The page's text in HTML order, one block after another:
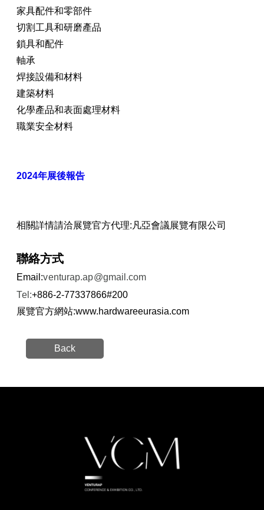
家具配件和零部件
切割工具和研磨產品
鎖具和配件
軸承
焊接設備和材料
建築材料
化學產品和表面處理材料
職業安全材料
2024年展後報告
相關詳情請洽展覽官方代理:凡亞會議展覽有限公司
聯絡方式
Email:venturap.ap@gmail.com
Tel:+886-2-77337866#200
展覽官方網站:www.hardwareeurasia.com
Back